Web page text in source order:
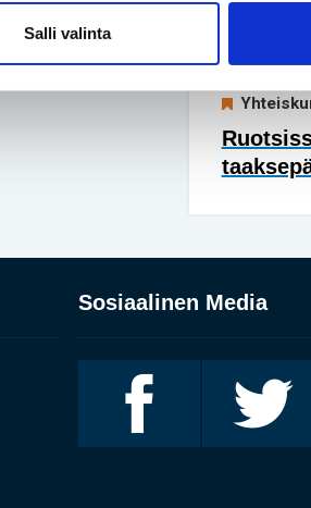
Salli valinta
Perhe
Sosiaalinen Media
Invalidiliitto
Facebookissa
Invalidiliitto
Twitterissä